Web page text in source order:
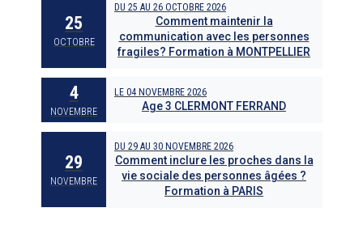
25
OCTOBRE
DU 25 AU 26 OCTOBRE 2026
Comment maintenir la
communication avec les personnes
fragiles? Formation à MONTPELLIER
4
NOVEMBRE
LE 04 NOVEMBRE 2026
Age 3 CLERMONT FERRAND
29
NOVEMBRE
DU 29 AU 30 NOVEMBRE 2026
Comment inclure les proches dans la
vie sociale des personnes âgées ?
Formation à PARIS